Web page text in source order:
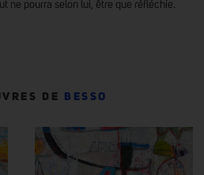
ne pourra selon lui, être que réfléchie.
DE BESSO